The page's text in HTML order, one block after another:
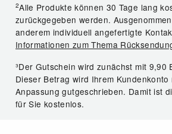
2Alle Produkte können 30 Tage lang
zurückgegeben werden.
anderem individuell angefertigte
Informationen zum Thema
³Der Gutschein wird zunächst mit 9,90
Dieser Betrag wird Ihrem Kundenkonto
Anpassung gutgeschrieben. Damit ist
für Sie kostenlos.